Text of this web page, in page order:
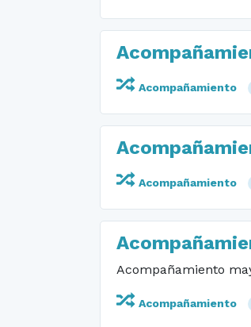
Acompañamiento
Acompañamiento
Acompañamiento
Acompañamiento